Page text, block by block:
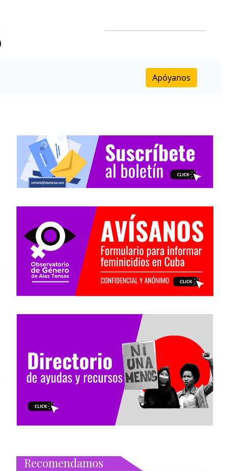
Apóyanos
Recomendamos